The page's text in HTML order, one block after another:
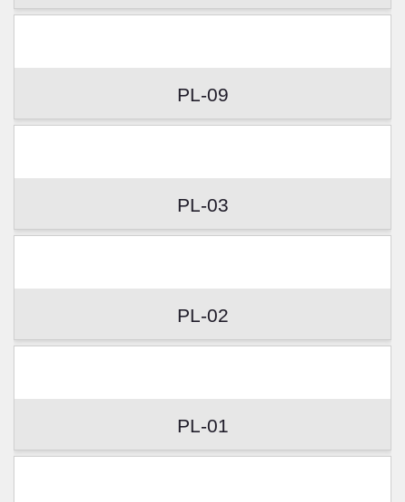
PL-09
PL-03
PL-02
PL-01